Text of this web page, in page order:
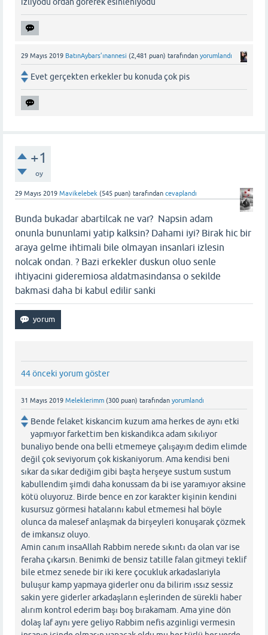
29 Mayıs 2019 BatınAybars’ınannesi (2,481 puan) tarafından yorumlandı
Evet gerçekten erkekler bu konuda çok pis
+1
oy
29 Mayıs 2019 Mavikelebek (545 puan) tarafından cevaplandı
Bunda bukadar abartilcak ne var? Napsin adam
onunla bununlami yatip kalksin? Dahami iyi? Birak hic bir
araya gelme ihtimali bile olmayan insanlari izlesin
nolcak ondan. ? Bazi erkekler duskun oluo senle
ihtiyacini gideremiosa aldatmasindansa o sekilde
bakmasi daha bi kabul edilir sanki
44 önceki yorum göster
31 Mayıs 2019 Meleklerimm (300 puan) tarafından yorumlandı
Bende felaket kiskancim kuzum ama herkes de aynı etki
yapmıyor farkettim ben kiskandikca adam sıkılıyor
bunaliyo bende ona belli etmemeye çalışayım dedim elimde
değil çok seviyorum çok kiskaniyorum. Ama kendisi beni
sıkar da sıkar dediğim gibi başta herşeye sustum sustum
kabullendim şimdi daha konussam da bi ise yaramıyor aksine
kötü oluyoruz. Birde bence en zor karakter kişinin kendini
kusursuz görmesi hatalarını kabul etmemesi hal böyle
olunca da malesef anlaşmak da birşeyleri konuşarak çözmek
de imkansız oluyo.
Amin canım insaAllah Rabbim nerede sıkıntı da olan var ise
feraha çıkarsın. Benimki de bensiz tatille falan gitmeyi teklif
bile etmez senede bir iki kere çocukluk arkadaslariyla
buluşur kamp yapmaya giderler onu da bilirim ıssız sessiz
sakin yere giderler arkadaşların eşlerinden de sürekli haber
alırım kontrol ederim başı boş bırakamam. Ama yine dön
dolaş laf aynı yere geliyo Rabbim nefis azginligi vermesin